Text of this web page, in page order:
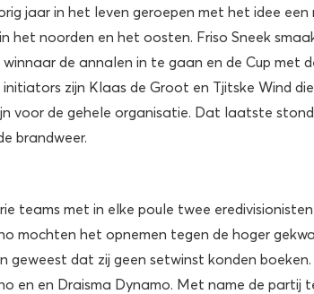
jaar in het leven geroepen met het idee
het noorden en het oosten. Friso Sneek
de annalen in te gaan en de Cup met
zijn Klaas de Groot en Tjitske Wind
voor de gehele organisatie. Dat laatste
brandweer.
teams met in elke poule twee
mochten het opnemen tegen de hoger
geweest dat zij geen setwinst konden
en en Draisma Dynamo. Met name de partij